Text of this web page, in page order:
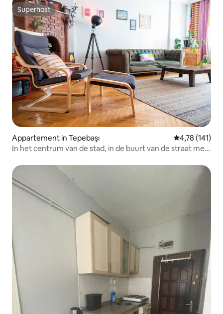
Superhost
Superhost
Appartement in Tepebaşı Gemiddelde
4,78 (141)
In het centrum van de stad, in de buurt van de straat met